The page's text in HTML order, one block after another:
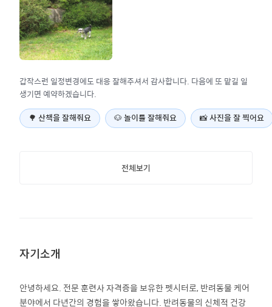
갑작스런 일정변경에도 대응 잘해주셔서 감사합니다. 다음에 또 맡길 일
생기면 예약하겠습니다.
🌳 산책을 잘해줘요 🐶놀이를 잘해줘요 📸사진을 잘 찍어요
전체보기
자기소개
안녕하세요. 전문 훈련사 자격증을 보유한 펫시터로, 반려동물 케어
분야에서 다년간의 경험을 쌓아왔습니다. 반려동물의 신체적 건강